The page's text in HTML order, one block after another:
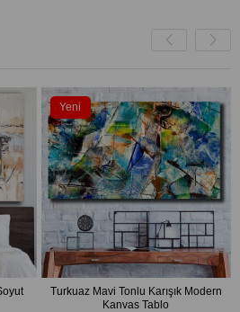
Turkuaz Mavi Tonlu Karışık Modern
Kanvas Tablo
Yeni
Ürün